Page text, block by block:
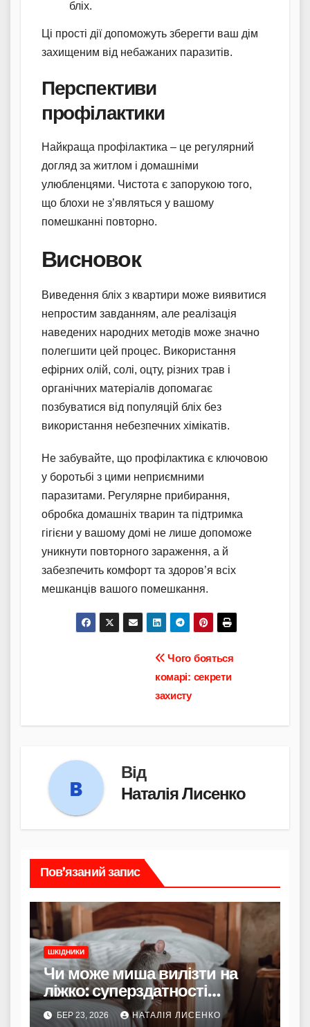
бліх.
Ці прості дії допоможуть зберегти ваш дім
захищеним від небажаних паразитів.
Перспективи
профілактики
Найкраща профілактика – це регулярний
догляд за житлом і домашніми
улюбленцями. Чистота є запорукою того,
що блохи не з’являться у вашому
помешканні повторно.
Висновок
Виведення бліх з квартири може виявитися
непростим завданням, але реалізація
наведених народних методів може значно
полегшити цей процес. Використання
ефірних олій, солі, оцту, різних трав і
органічних матеріалів допомагає
позбуватися від популяцій бліх без
використання небезпечних хімікатів.
Не забувайте, що профілактика є ключовою
у боротьбі з цими неприємними
паразитами. Регулярне прибирання,
обробка домашніх тварин та підтримка
гігієни у вашому домі не лише допоможе
уникнути повторного зараження, а й
забезпечить комфорт та здоров’я всіх
мешканців вашого помешкання.
Чого бояться
комарі: секрети
захисту
Від
Наталія Лисенко
Пов’язаний запис
ШКІДНИКИ
Чи може миша вилізти на
ліжко: суперздатності
гризуна та як убезпечити сон
БЕР 23, 2026 НАТАЛІЯ ЛИСЕНКО